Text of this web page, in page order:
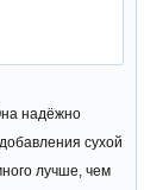
надёжно
сухой
лучше, чем